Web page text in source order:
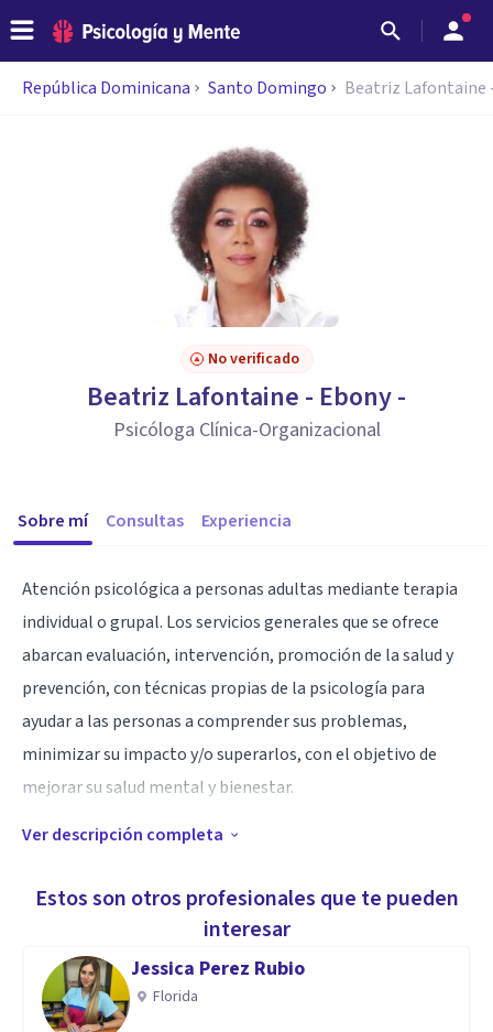
República Dominicana Santo Domingo Beatriz Lafontaine
No verificado
Beatriz Lafontaine - Ebony -
Psicóloga Clínica-Organizacional
Sobre mí Consultas Experiencia
Atención psicológica a personas adultas mediante terapia
individual o grupal. Los servicios generales que se ofrece
abarcan evaluación, intervención, promoción de la salud y
prevención, con técnicas propias de la psicología para
ayudar a las personas a comprender sus problemas,
minimizar su impacto y/o superarlos, con el objetivo de
mejorar su salud mental y bienestar.
de edad en busca de:
• Reducir el estrés y/ o la ansiedad.
• Mejorar las habilidades sociales.
• Mejora de la autoestima
• Mejora del bienestar psicológico general
Ver descripción completa
Estos son otros profesionales que te pueden
interesar
Jessica Perez Rubio
Florida